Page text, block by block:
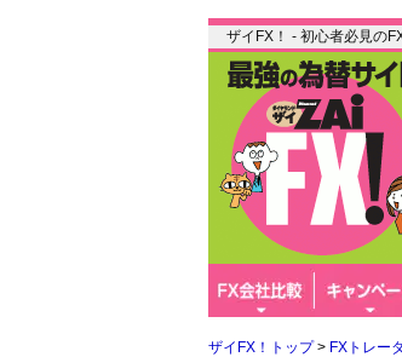
ザイFX！ - 初心者必見の
ザイFX！トップ> FXトレー